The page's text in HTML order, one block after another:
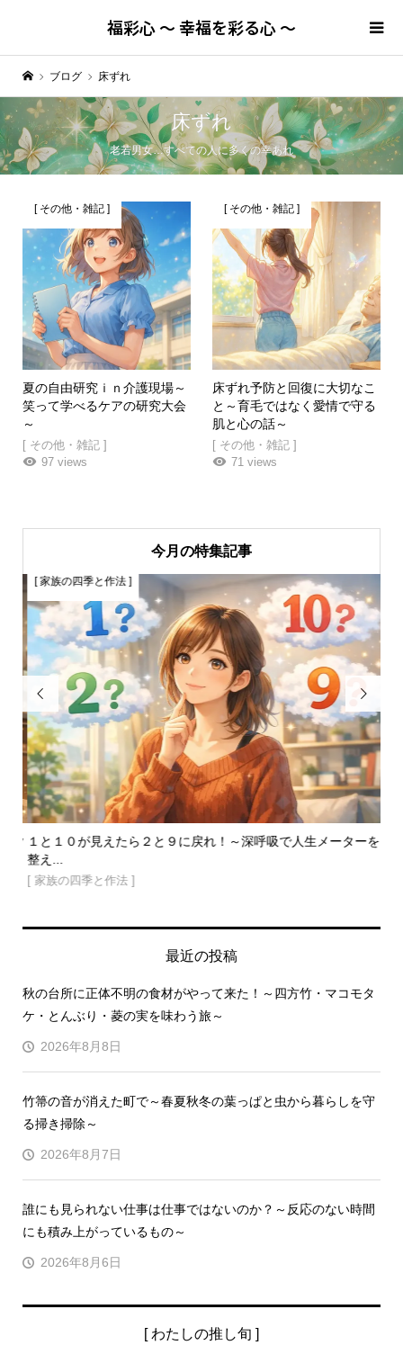
福彩心 ～ 幸福を彩る心 ～
ブログ 床ずれ
床ずれ
老若男女…すべての人に多くの幸あれ
[ その他・雑記 ]
夏の自由研究ｉｎ介護現場～
笑って学べるケアの研究大会
～
[ その他・雑記 ]
97 views
[ その他・雑記 ]
床ずれ予防と回復に大切なこ
と～育毛ではなく愛情で守る
肌と心の話～
[ その他・雑記 ]
71 views
今月の特集記事

１と１０が見えたら２と９に戻れ！～深呼吸で人生メーターを
整え...
[ 家族の四季と作法 ]
[ 家族の四季と作法 ]

最近の投稿
秋の台所に正体不明の食材がやって来た！～四方竹・マコモタ
ケ・とんぶり・菱の実を味わう旅～
2026年8月8日
竹箒の音が消えた町で～春夏秋冬の葉っぱと虫から暮らしを守
る掃き掃除～
2026年8月7日
誰にも見られない仕事は仕事ではないのか？～反応のない時間
にも積み上がっているもの～
2026年8月6日
[ わたしの推し旬 ]